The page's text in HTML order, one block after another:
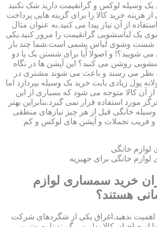
یک وسیله لوکس و گرانقیمت دارید شک نکنید
هزینه خرید کالا را برای گزینه هایی پرداخت
از آن نیاز پیدا می کنید.به عنوان مثال
یک لباسشویی گرانقیمت را مرور کنید.یکی
شست وشوی لباس پشمی است.شما چند بار
شویید؟! و اصولا آیا برای شستن یک یا دو
روشن می کنید؟ این آپشن ها در نگاه
به نظر می رسند و باعث می شوند مشتری در
پول زیادی بابت خرید یک وسیله بپردازد اما
از آن کالا متوجه می شود که بسیاری از این
مورد استفاده قرار نمی گیرد.بنابراین بهتر
خانگی قبل از هر چیز نیازهای منطقی
و فریب تجملات و آپشن های لوکس و کم
خانگی
خانگی برای جهیزیه
خرید سمساری لوازم
هستند؟
اهمیت ندهید.اغراق یکی از شگردهای شرکت